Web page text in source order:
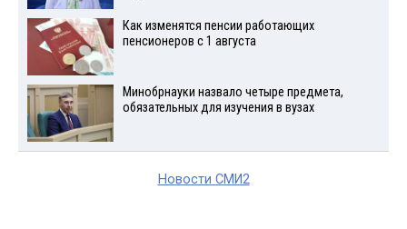
Как изменятся пенсии работающих
пенсионеров с 1 августа
Минобрнауки назвало четыре предмета,
обязательных для изучения в вузах
Новости СМИ2